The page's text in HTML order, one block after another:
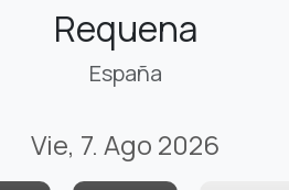
Requena
España
Vie, 7. Ago 2026